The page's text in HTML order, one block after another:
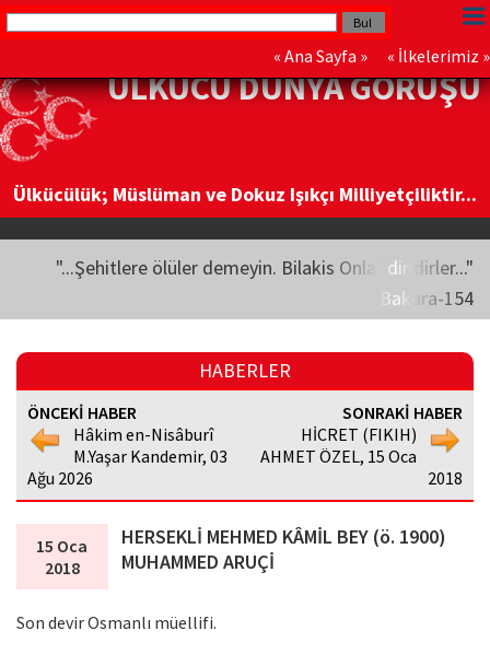
« Ana Sayfa » « İlkelerimiz »
ÜLKÜCÜ DÜNYA GÖRÜŞÜ
Ülkücülük; Müslüman ve Dokuz Işıkçı Milliyetçiliktir...
"...Şehitlere ölüler demeyin. Bilakis Onlar diridirler..."
Bakara-154
HABERLER
ÖNCEKİ HABER
Hâkim en-Nisâburî
M.Yaşar Kandemir, 03
Ağu 2026
SONRAKİ HABER
HİCRET (FIKIH)
AHMET ÖZEL, 15 Oca
2018
15 Oca
2018
HERSEKLİ MEHMED KÂMİL BEY (ö. 1900)
MUHAMMED ARUÇİ
Son devir Osmanlı müellifi.